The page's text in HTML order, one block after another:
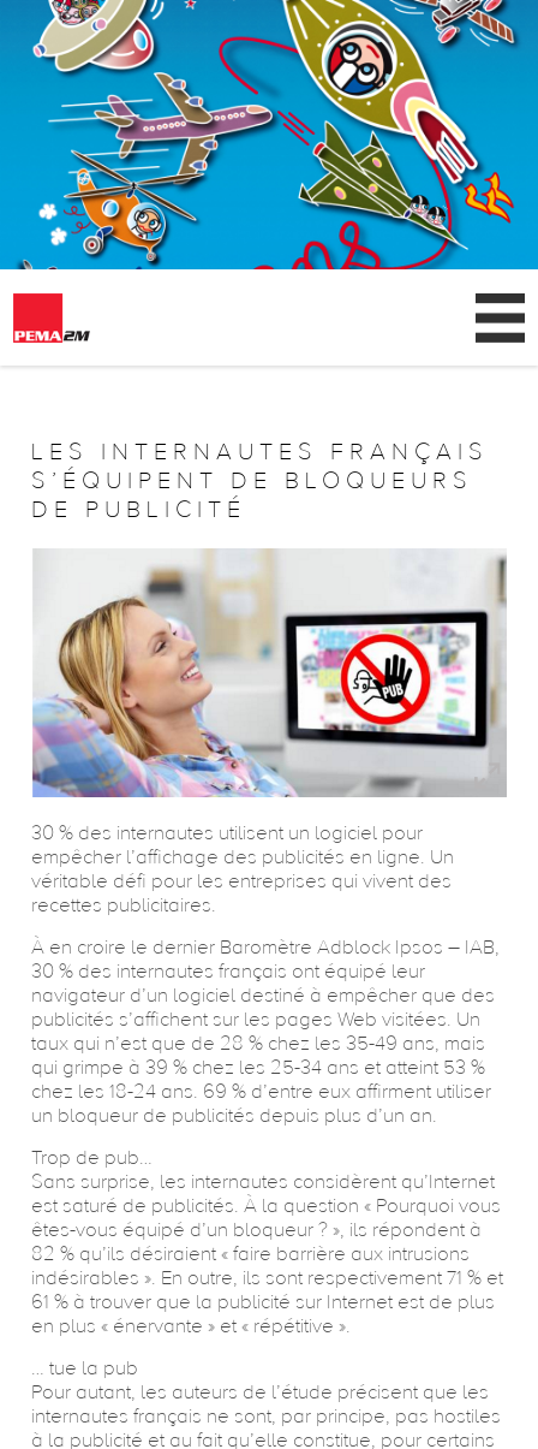
AGENCE
CLIENTS
CONTACT
ENGLISH
LES INTERNAUTES FRANÇAIS
S’ÉQUIPENT DE BLOQUEURS
DE PUBLICITÉ
30 % des internautes utilisent un logiciel pour
empêcher l’affichage des publicités en ligne. Un
véritable défi pour les entreprises qui vivent des
recettes publicitaires.
À en croire le dernier Baromètre Adblock Ipsos – IAB,
30 % des internautes français ont équipé leur
navigateur d’un logiciel destiné à empêcher que des
publicités s’affichent sur les pages Web visitées. Un
taux qui n’est que de 28 % chez les 35-49 ans, mais
qui grimpe à 39 % chez les 25-34 ans et atteint 53 %
chez les 18-24 ans. 69 % d’entre eux affirment utiliser
un bloqueur de publicités depuis plus d’un an.
Trop de pub…
Sans surprise, les internautes considèrent qu’Internet
est saturé de publicités. À la question « Pourquoi vous
êtes-vous équipé d’un bloqueur ? », ils répondent à
82 % qu’ils désiraient « faire barrière aux intrusions
indésirables ». En outre, ils sont respectivement 71 % et
61 % à trouver que la publicité sur Internet est de plus
en plus « énervante » et « répétitive ».
… tue la pub
Pour autant, les auteurs de l’étude précisent que les
internautes français ne sont, par principe, pas hostiles
à la publicité et au fait qu’elle constitue, pour certains